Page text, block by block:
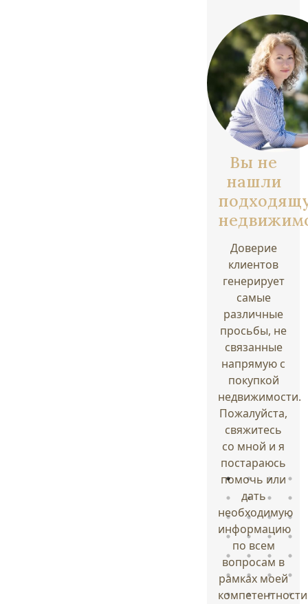
Вы не
нашли
Доверие
клиентов
генерирует
самые
различные
просьбы, не
связанные
напрямую с
покупкой
недвижимости.
Пожалуйста,
свяжитесь
со мной и я
постараюсь
помочь или
дать
необходимую
информацию
по всем
вопросам в
рамках моей